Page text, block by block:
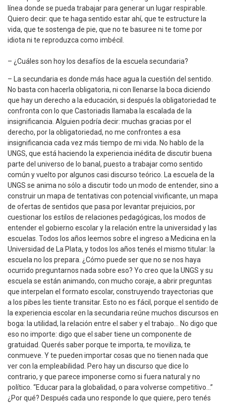
línea donde se pueda trabajar para generar un lugar respirable.
Quiero decir: que te haga sentido estar ahí, que te estructure la
vida, que te sostenga de pie, que no te basuree ni te tome por
idiota ni te reproduzca como imbécil.
– ¿Cuáles son hoy los desafíos de la escuela secundaria?
– La secundaria es donde más hace agua la cuestión del sentido.
No basta con hacerla obligatoria, ni con llenarse la boca diciendo
que hay un derecho a la educación, si después la obligatoriedad te
confronta con lo que Castoriadis llamaba la escalada de la
insignificancia. Alguien podría decir: muchas gracias por el
derecho, por la obligatoriedad, no me confrontes a esa
insignificancia cada vez más tiempo de mi vida. No hablo de la
UNGS, que está haciendo la experiencia inédita de discutir buena
parte del universo de lo banal, puesto a trabajar como sentido
común y vuelto por algunos casi discurso teórico. La escuela de la
UNGS se anima no sólo a discutir todo un modo de entender, sino a
construir un mapa de tentativas con potencial vivificante, un mapa
de ofertas de sentidos que pasa por levantar prejuicios, por
cuestionar los estilos de relaciones pedagógicas, los modos de
entender el gobierno escolar y la relación entre la universidad y las
escuelas. Todos los años leemos sobre el ingreso a Medicina en la
Universidad de La Plata, y todos los años tenés el mismo titular: la
escuela no los prepara. ¿Cómo puede ser que no se nos haya
ocurrido preguntarnos nada sobre eso? Yo creo que la UNGS y su
escuela se están animando, con mucho coraje, a abrir preguntas
que interpelan el formato escolar, construyendo trayectorias que
a los pibes les tiente transitar. Esto no es fácil, porque el sentido de
la experiencia escolar en la secundaria reúne muchos discursos en
boga: la utilidad, la relación entre el saber y el trabajo… No digo que
eso no importe: digo que el saber tiene un componente de
gratuidad. Querés saber porque te importa, te moviliza, te
conmueve. Y te pueden importar cosas que no tienen nada que
ver con la empleabilidad. Pero hay un discurso que dice lo
contrario, y que parece imponerse como si fuera natural y no
político. “Educar para la globalidad, o para volverse competitivo…”
¿Por qué? Después cada uno responde lo que quiere, pero tenés